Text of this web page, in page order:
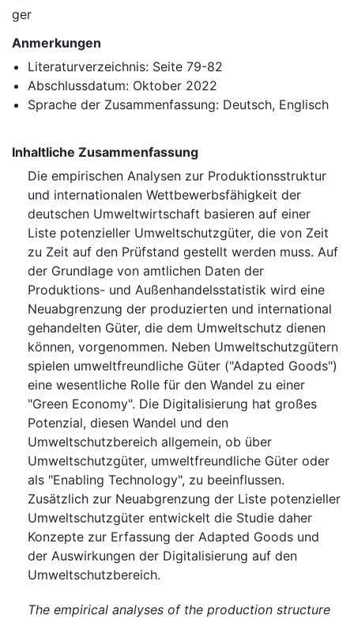
ger
Anmerkungen
Literaturverzeichnis: Seite 79-82
Abschlussdatum: Oktober 2022
Sprache der Zusammenfassung: Deutsch, Englisch
Inhaltliche Zusammenfassung
Die empirischen Analysen zur Produktionsstruktur
und internationalen Wettbewerbsfähigkeit der
deutschen Umweltwirtschaft basieren auf einer
Liste potenzieller Umweltschutzgüter, die von Zeit
zu Zeit auf den Prüfstand gestellt werden muss. Auf
der Grundlage von amtlichen Daten der
Produktions- und Außenhandelsstatistik wird eine
Neuabgrenzung der produzierten und international
gehandelten Güter, die dem Umweltschutz dienen
können, vorgenommen. Neben Umweltschutzgütern
spielen umweltfreundliche Güter ("Adapted Goods")
eine wesentliche Rolle für den Wandel zu einer
"Green Economy". Die Digitalisierung hat großes
Potenzial, diesen Wandel und den
Umweltschutzbereich allgemein, ob über
Umweltschutzgüter, umweltfreundliche Güter oder
als "Enabling Technology", zu beeinflussen.
Zusätzlich zur Neuabgrenzung der Liste potenzieller
Umweltschutzgüter entwickelt die Studie daher
Konzepte zur Erfassung der Adapted Goods und
der Auswirkungen der Digitalisierung auf den
Umweltschutzbereich.
The empirical analyses of the production structure